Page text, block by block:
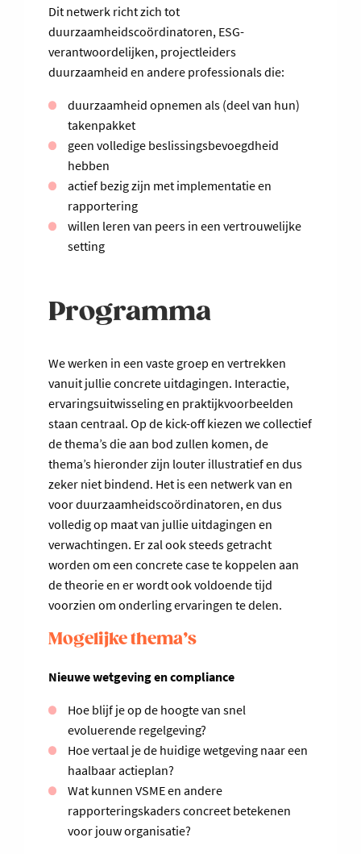
Dit netwerk richt zich tot
duurzaamheidscoördinatoren, ESG-
verantwoordelijken, projectleiders
duurzaamheid en andere professionals die:
duurzaamheid opnemen als (deel van hun)
takenpakket
geen volledige beslissingsbevoegdheid
hebben
actief bezig zijn met implementatie en
rapportering
willen leren van peers in een vertrouwelijke
setting
Programma
We werken in een vaste groep en vertrekken
vanuit jullie concrete uitdagingen. Interactie,
ervaringsuitwisseling en praktijkvoorbeelden
staan centraal. Op de kick-off kiezen we collectief
de thema’s die aan bod zullen komen, de
thema’s hieronder zijn louter illustratief en dus
zeker niet bindend. Het is een netwerk van en
voor duurzaamheidscoördinatoren, en dus
volledig op maat van jullie uitdagingen en
verwachtingen. Er zal ook steeds getracht
worden om een concrete case te koppelen aan
de theorie en er wordt ook voldoende tijd
voorzien om onderling ervaringen te delen.
Mogelijke thema’s
Nieuwe wetgeving en compliance
Hoe blijf je op de hoogte van snel
evoluerende regelgeving?
Hoe vertaal je de huidige wetgeving naar een
haalbaar actieplan?
Wat kunnen VSME en andere
rapporteringskaders concreet betekenen
voor jouw organisatie?